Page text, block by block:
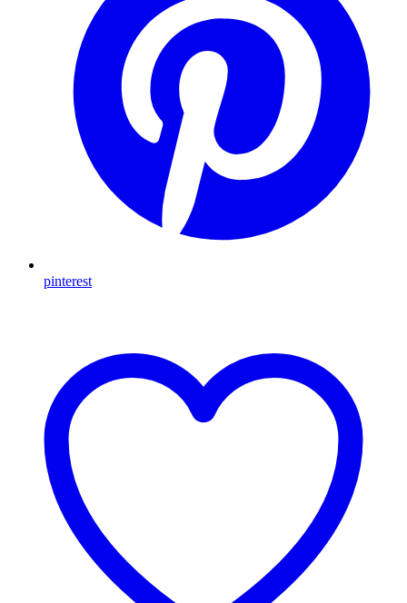
pinterest